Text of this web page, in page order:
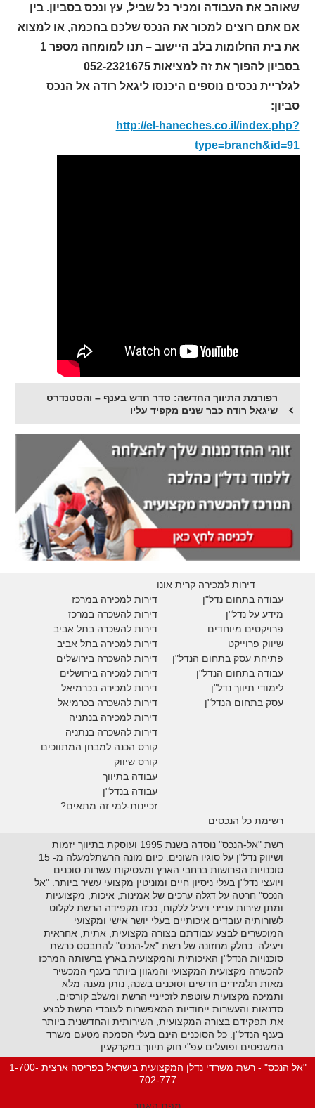
שאוהב את העבודה ומכיר כל שביל, עץ ונכס בסביון. בין
אם אתם רוצים למכור את הנכס שלכם בחכמה, או למצוא
את בית החלומות בלב היישוב – תנו למומחה מספר 1
בסביון להפוך את זה למציאות 052-2321675
לגלריית נכסים נוספים היכנסו ליגאל רודה אל הנכס
סביון:
http://el-haneches.co.il/index.php?
type=branch&id=91
רפורמת התיווך החדשה: סדר חדש בענף – והסטנדרט
שיגאל רודה כבר שנים מקפיד עליו
דירות למכירה קרית אונו
דירות למכירה במרכז
דירות להשכרה במרכז
דירות להשכרה בתל אביב
דירות למכירה בתל אביב
דירות להשכרה בירושלים
דירות למכירה בירושלים
דירות למכירה בכרמיאל
דירות להשכרה בכרמיאל
דירות למכירה בנתניה
דירות להשכרה בנתניה
קורס הכנה למבחן המתווכים
קורס שיווק
עבודה בתיווך
עבודה בנדל"ן
זכיינות-למי זה מתאים?
עבודה בתחום נדל"ן
מידע על נדל"ן
פרויקטים מיוחדים
שיווק פרוייקט
פתיחת עסק בתחום הנדל"ן
עבודה בתחום הנדל"ן
לימודי תיווך נדל"ן
עסק בתחום הנדל"ן
רשימת כל הנכסים
רשת "אל-הנכס" נוסדה בשנת 1995 ועוסקת בתיווך יזמות
ושיווק נדל"ן על סוגיו השונים. כיום מונה הרשתלמעלה מ- 15
סוכנויות הפרושות ברחבי הארץ ומעסיקות עשרות סוכנים
ויועצי נדל"ן בעלי ניסיון חיים ומוניטין מקצועי עשיר ביותר. "אל
הנכס" חרטה על דגלה ערכים של אמינות, איכות, מקצועיות
ומתן שירות ענייני ויעיל ללקוח, ככזו מקפידה הרשת לקלוט
לשורותיה עובדים איכותיים בעלי יושר אישי ומקצועי
המוכשרים לבצע עבודתם בצורה מקצועית, אתית, אחראית
ויעילה. כחלק מחזונה של רשת "אל-הנכס" להתבסס כרשת
סוכנויות הנדל"ן האיכותית והמקצועית בארץ ברשותה המרכז
להכשרה מקצועית המקצועי והמגוון ביותר בענף המכשיר
מאות תלמידים חדשים וסוכנים בשנה, נותן מענה מלא
ותמיכה מקצועית שוטפת לזכייניי הרשת ומשלב קורסים,
סדנאות והעשרות ייחודיות המאפשרות לעובדי הרשת לבצע
את תפקידם בצורה המקצועית, השירותית והחדשנית ביותר
בענף הנדל"ן. כל הסוכנים הינם בעלי הסמכה מטעם משרד
המשפטים ופועלים עפ"י חוק תיווך במקרקעין.
"אל הנכס" - רשת משרדי נדלן המקצועית בישראל בפריסה ארצית 1-700-
702-777